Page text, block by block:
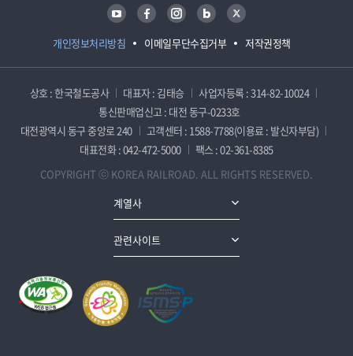
개인정보처리방침 이메일무단수집거부 저작권정책
유튜브 페이스북 인스타그램 블로그 트위터
상호 : 한국철도공사 대표자 : 김태승
사업자등록 : 314-82-10024
통신판매업신고 : 대전 동구-0233호
대전광역시 동구 중앙로 240
고객센터 : 1588-7788(이용료 : 발신자부담)
대표전화 : 042-472-5000
팩스 : 02-361-8385
COPYRIGHT ⓒ KOREA RAILROAD. ALL RIGHTS RESERVED.
계열사
관련사이트